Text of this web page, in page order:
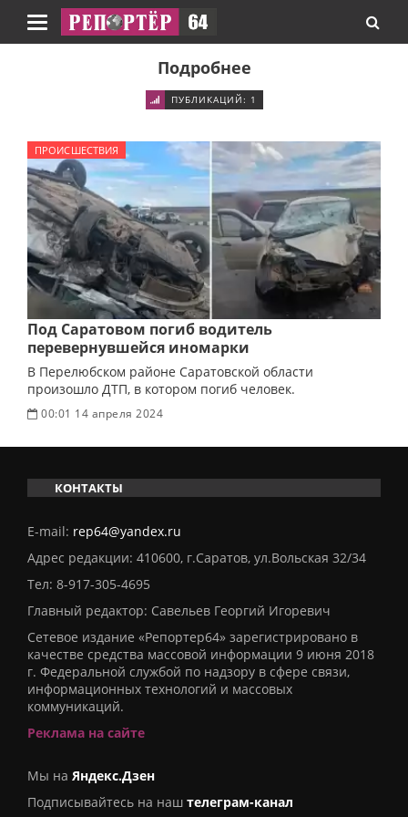
Навигация
Подробнее
ПУБЛИКАЦИЙ: 1
ПРОИСШЕСТВИЯ
Под Саратовом погиб водитель
перевернувшейся иномарки
В Перелюбском районе Саратовской области
произошло ДТП, в котором погиб человек.
00:01 14 апреля 2024
КОНТАКТЫ
E-mail: rep64@yandex.ru
Адрес редакции: 410600, г.Саратов, ул.Вольская 32/34
Тел: 8-917-305-4695
Главный редактор: Савельев Георгий Игоревич
Сетевое издание «Репортер64» зарегистрировано в
качестве средства массовой информации 9 июня 2018
г. Федеральной службой по надзору в сфере связи,
информационных технологий и массовых
коммуникаций.
Реклама на сайте
Мы на Яндекс.Дзен
Подписывайтесь на наш телеграм-канал